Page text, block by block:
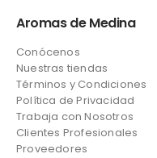
Aromas de Medina
Conócenos
Nuestras tiendas
Términos y Condiciones
Política de Privacidad
Trabaja con Nosotros
Clientes Profesionales
Proveedores